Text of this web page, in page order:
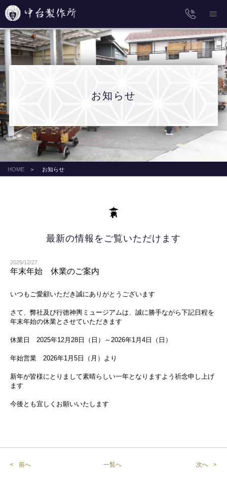
お知らせ
HOME お知らせ
最新の情報をご覧いただけます
2025/12/27
年末年始 休業のご案内
いつもご愛顧いただき誠にありがとうございます
さて、弊社及び行徳神輿ミュージアムは、誠に勝手ながら下記日程を
年末年始の休業とさせていただきます
休業日 2025年12月28日（日）～2026年1月4日（日）
年始営業 2026年1月5日（月）より
新年が皆様にとりまして素晴らしい一年となりますよう祈念申し上げ
ます
今後とも宜しくお願いいたします
次へ
一覧へ
前へ